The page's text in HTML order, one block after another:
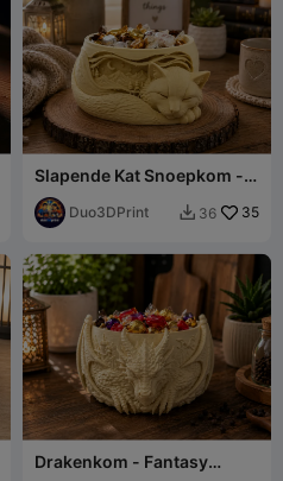
Slapende Kat Snoepkom -
Decoratieve 3D-geprinte
kom Duo3DPrint  36 35
Drakenkom - Fantasy